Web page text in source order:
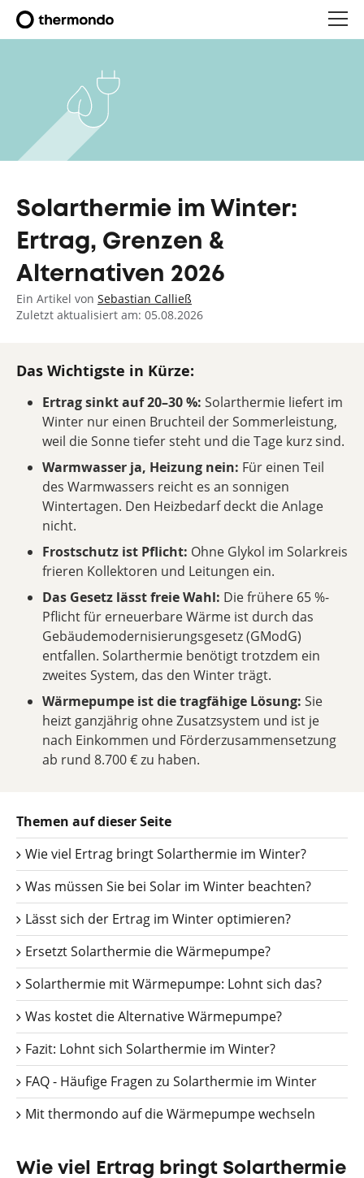
Solarthermie im Winter:
Ertrag, Grenzen &
Alternativen 2026
Ein Artikel von Sebastian Calließ
Zuletzt aktualisiert am: 05.08.2026
Das Wichtigste in Kürze:
Ertrag sinkt auf 20–30 %: Solarthermie liefert im
Winter nur einen Bruchteil der Sommerleistung,
weil die Sonne tiefer steht und die Tage kurz sind.
Warmwasser ja, Heizung nein: Für einen Teil
des Warmwassers reicht es an sonnigen
Wintertagen. Den Heizbedarf deckt die Anlage
nicht.
Frostschutz ist Pflicht: Ohne Glykol im Solarkreis
frieren Kollektoren und Leitungen ein.
Das Gesetz lässt freie Wahl: Die frühere 65%-
Pflicht für erneuerbare Wärme ist durch das
Gebäudemodernisierungsgesetz (GModG)
entfallen. Solarthermie benötigt trotzdem ein
zweites System, das den Winter trägt.
Wärmepumpe ist die tragfähige Lösung: Sie
heizt ganzjährig ohne Zusatzsystem und ist je
nach Einkommen und Förderzusammensetzung
ab rund 8.700€ zu haben.
Themen auf dieser Seite
Wie viel Ertrag bringt Solarthermie im Winter?
Was müssen Sie bei Solar im Winter beachten?
Lässt sich der Ertrag im Winter optimieren?
Ersetzt Solarthermie die Wärmepumpe?
Solarthermie mit Wärmepumpe: Lohnt sich das?
Was kostet die Alternative Wärmepumpe?
Fazit: Lohnt sich Solarthermie im Winter?
FAQ - Häufige Fragen zu Solarthermie im Winter
Mit thermondo auf die Wärmepumpe wechseln
Wie viel Ertrag bringt Solarthermie